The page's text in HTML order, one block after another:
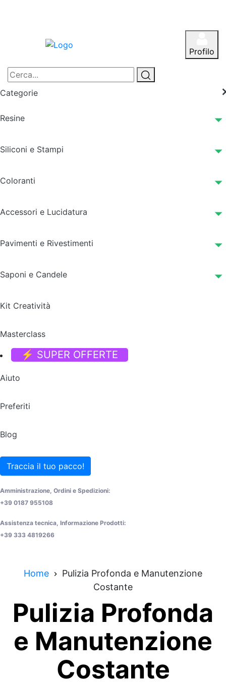
Profilo
Categorie
Resine
Siliconi e Stampi
Coloranti
Accessori e Lucidatura
Pavimenti e Rivestimenti
Saponi e Candele
Kit Creatività
Masterclass
⚡ SUPER OFFERTE
Aiuto
Preferiti
Blog
Traccia il tuo pacco!
Amministrazione, Ordini e Spedizioni:
+39 0187 955108
Assistenza tecnica, Informazione Prodotti:
+39 333 4819266
Home
Pulizia Profonda e Manutenzione
Costante
Pulizia Profonda
e Manutenzione
Costante